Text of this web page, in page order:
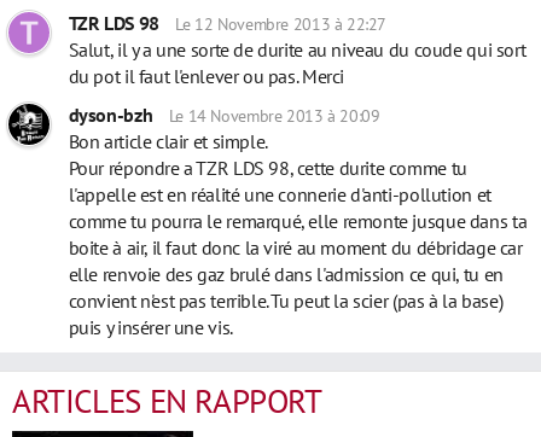
TZR LDS 98
Le 12 Novembre 2013 à 22:27
Salut, il y a une sorte de durite au niveau du coude qui sort
du pot il faut l'enlever ou pas. Merci
dyson-bzh
Le 14 Novembre 2013 à 20:09
Bon article clair et simple.
Pour répondre a TZR LDS 98, cette durite comme tu
l'appelle est en réalité une connerie d'anti-pollution et
comme tu pourra le remarqué, elle remonte jusque dans ta
boite à air, il faut donc la viré au moment du débridage car
elle renvoie des gaz brulé dans l'admission ce qui, tu en
convient n'est pas terrible. Tu peut la scier (pas à la base)
puis y insérer une vis.
ARTICLES EN RAPPORT